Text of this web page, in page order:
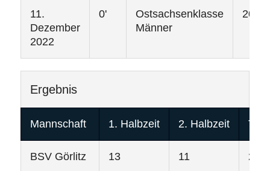
11.
Dezember
2022
0'
Ostsachsenklasse
Männer
Ergebnis
Mannschaft 1. Halbzeit 2. Halbzeit Tore
BSV Görlitz 13 11 24